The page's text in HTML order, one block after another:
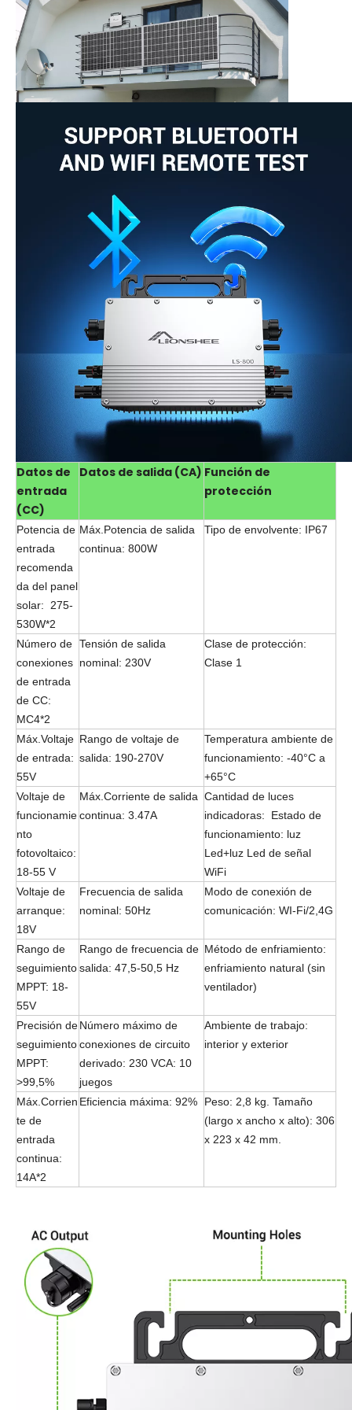
Datos de
entrada
(CC)
Datos de salida (CA) Función de
protección
Potencia de
entrada
recomenda
da del panel
solar: 275-
530W*2
Máx.Potencia de salida
continua: 800W
Tipo de envolvente: IP67
Número de
conexiones
de entrada
de CC:
MC4*2
Tensión de salida
nominal: 230V
Clase de protección:
Clase 1
Máx.Voltaje
de entrada:
55V
Rango de voltaje de
salida: 190-270V
Temperatura ambiente de
funcionamiento: -40°C a
+65°C
Voltaje de
funcionamie
nto
fotovoltaico:
18-55 V
Máx.Corriente de salida
continua: 3.47A
Cantidad de luces
indicadoras: Estado de
funcionamiento: luz
Led+luz Led de señal
WiFi
Voltaje de
arranque:
18V
Frecuencia de salida
nominal: 50Hz
Modo de conexión de
comunicación: WI-Fi/2,4G
Rango de
seguimiento
MPPT: 18-
55V
Rango de frecuencia de
salida: 47,5-50,5 Hz
Método de enfriamiento:
enfriamiento natural (sin
ventilador)
Precisión de
seguimiento
MPPT:
>99,5%
Número máximo de
conexiones de circuito
derivado: 230 VCA: 10
juegos
Ambiente de trabajo:
interior y exterior
Máx.Corrien
te de
entrada
continua:
14A*2
Eficiencia máxima: 92%
Peso: 2,8 kg. Tamaño
(largo x ancho x alto): 306
x 223 x 42 mm.